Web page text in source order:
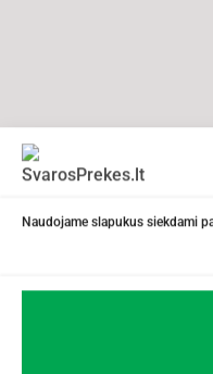
Naudojame slapukus siekdami